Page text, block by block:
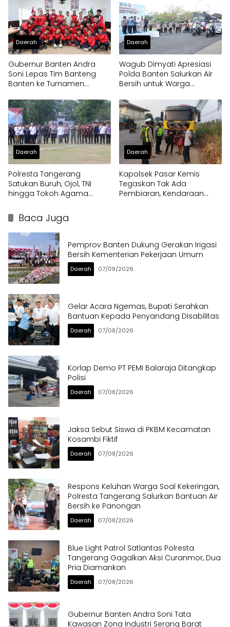
Daerah
Gubernur Banten Andra
Soni Lepas Tim Banteng
Banten ke Turnamen
Daerah
Wagub Dimyati Apresiasi
Polda Banten Salurkan Air
Bersih untuk Warga
Daerah
Polresta Tangerang
Satukan Buruh, Ojol, TNI
hingga Tokoh Agama
Daerah
Kapolsek Pasar Kemis
Tegaskan Tak Ada
Pembiaran, Kendaraan
Baca Juga
Pemprov Banten Dukung Gerakan Irigasi
Bersih Kementerian Pekerjaan Umum
Daerah 07/08/2026
Gelar Acara Ngemas, Bupati Serahkan
Bantuan Kepada Penyandang Disabilitas
Daerah 07/08/2026
Korlap Demo PT PEMI Balaraja Ditangkap
Polisi
Daerah 07/08/2026
Jaksa Sebut Siswa di PKBM Kecamatan
Kosambi Fiktif
Daerah 07/08/2026
Respons Keluhan Warga Soal Kekeringan,
Polresta Tangerang Salurkan Bantuan Air
Bersih ke Panongan
Daerah 07/08/2026
Blue Light Patrol Satlantas Polresta
Tangerang Gagalkan Aksi Curanmor, Dua
Pria Diamankan
Daerah 07/08/2026
Gubernur Banten Andra Soni Tata
Kawasan Zona Industri Serang Barat